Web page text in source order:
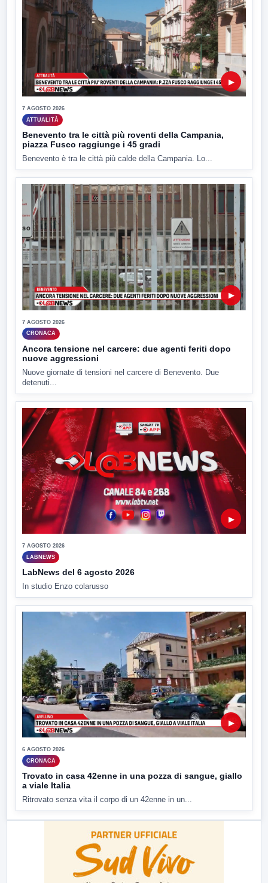
▶
7 AGOSTO 2026
ATTUALITÀ
Benevento tra le città più roventi della Campania,
piazza Fusco raggiunge i 45 gradi
Benevento è tra le città più calde della Campania. Lo...
▶
7 AGOSTO 2026
CRONACA
Ancora tensione nel carcere: due agenti feriti dopo
nuove aggressioni
Nuove giornate di tensioni nel carcere di Benevento. Due
detenuti...
▶
7 AGOSTO 2026
LABNEWS
LabNews del 6 agosto 2026
In studio Enzo colarusso
▶
6 AGOSTO 2026
CRONACA
Trovato in casa 42enne in una pozza di sangue, giallo
a viale Italia
Ritrovato senza vita il corpo di un 42enne in un...